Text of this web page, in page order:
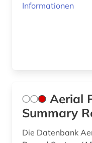
bibel (2)
bibliothek (1)
Norwegen (4)
Ostasien (3)
Osteuropa (6)
Palaestina (2)
Informationen
Aerial
Summary
Die Datenbank